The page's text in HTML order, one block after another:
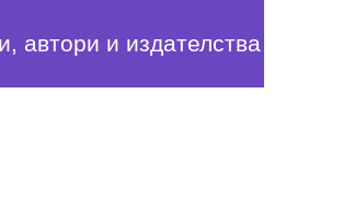
автори и издателства